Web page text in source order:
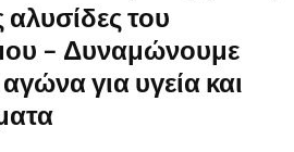
του
– Δυναμώνουμε
για υγεία και